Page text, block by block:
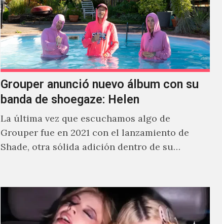
Grouper anunció nuevo álbum con su
banda de shoegaze: Helen
La última vez que escuchamos algo de
Grouper fue en 2021 con el lanzamiento de
Shade, otra sólida adición dentro de su